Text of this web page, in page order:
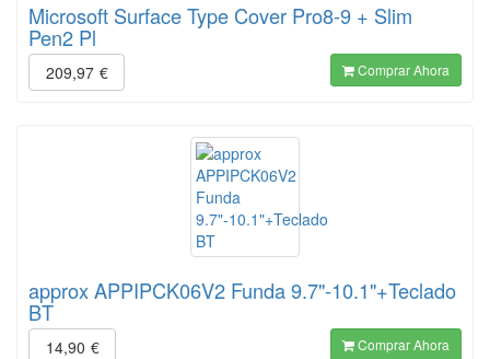
Microsoft Surface Type Cover Pro8-9 + Slim
Pen2 Pl
209,97 € Comprar Ahora
approx APPIPCK06V2 Funda 9.7"-10.1"+Teclado
BT
14,90 € Comprar Ahora